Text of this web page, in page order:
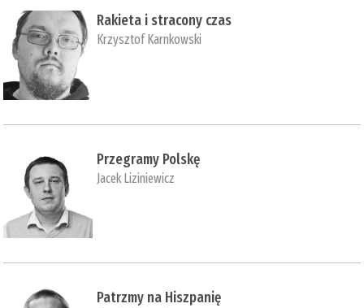
Rakieta i stracony czas
Krzysztof Karnkowski
Przegramy Polskę
Jacek Liziniewicz
Patrzmy na Hiszpanię